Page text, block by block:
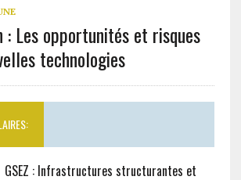
: Les opportunités et risques
technologies
GSEZ : Infrastructures structurantes et